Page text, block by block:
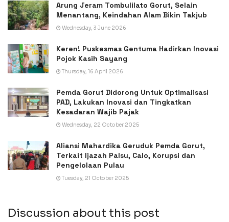
Arung Jeram Tombulilato Gorut, Selain
Menantang, Keindahan Alam Bikin Takjub
Wednesday, 3 June 2026
Keren! Puskesmas Gentuma Hadirkan Inovasi
Pojok Kasih Sayang
Thursday, 16 April 2026
Pemda Gorut Didorong Untuk Optimalisasi
PAD, Lakukan Inovasi dan Tingkatkan
Kesadaran Wajib Pajak
Wednesday, 22 October 2025
Aliansi Mahardika Geruduk Pemda Gorut,
Terkait Ijazah Palsu, Calo, Korupsi dan
Pengelolaan Pulau
Tuesday, 21 October 2025
Discussion about this post